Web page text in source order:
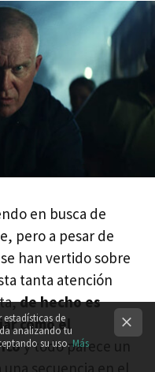
en busca de
pero a pesar de
han vertido sobre
tanta atención
de hecho es
cómo el
y todo parece un
secuencia en el
de
analizando tu
su uso.Más